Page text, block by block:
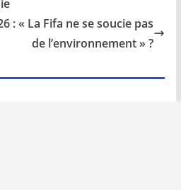
n n
k
: « La Fifa ne se soucie pas
de l’environnement » ?